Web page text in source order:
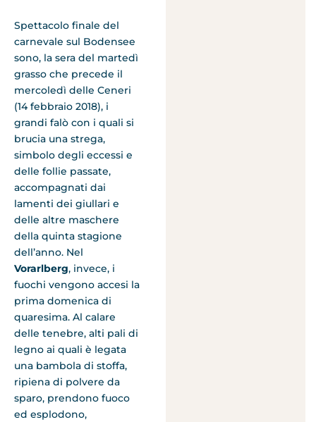
Spettacolo finale del
carnevale sul Bodensee
sono, la sera del martedì
grasso che precede il
mercoledì delle Ceneri
(14 febbraio 2018), i
grandi falò con i quali si
brucia una strega,
simbolo degli eccessi e
delle follie passate,
accompagnati dai
lamenti dei giullari e
delle altre maschere
della quinta stagione
dell’anno. Nel
Vorarlberg, invece, i
fuochi vengono accesi la
prima domenica di
quaresima. Al calare
delle tenebre, alti pali di
legno ai quali è legata
una bambola di stoffa,
ripiena di polvere da
sparo, prendono fuoco
ed esplodono,